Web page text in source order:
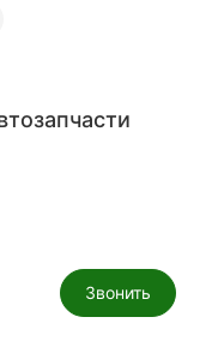
Звонить